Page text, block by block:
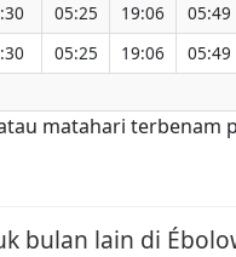
05:25 19:06 05:49
05:25 19:06 05:49
matahari terbenam
bulan lain di